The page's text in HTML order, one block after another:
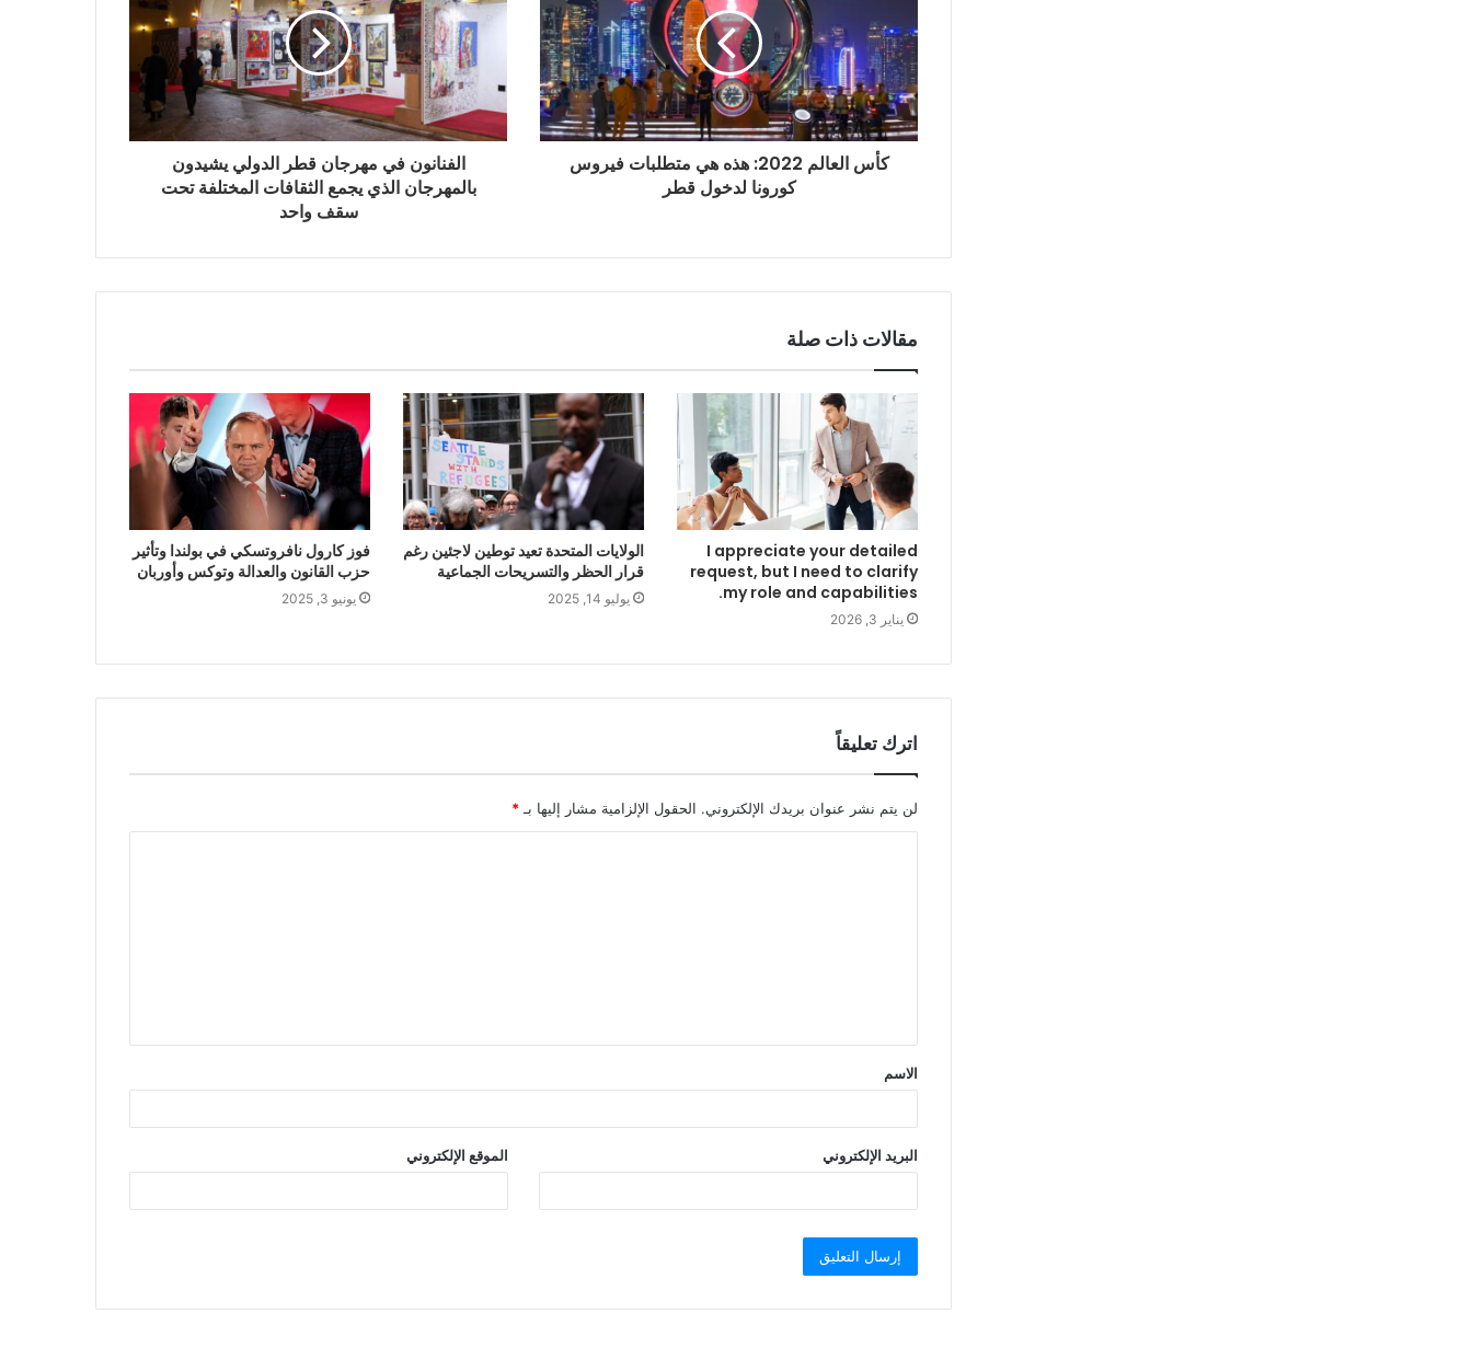
ل
ك
ت
ر
و
ن
كأس العالم 2022: هذه هي متطلبات فيروس
كورونا لدخول قطر
الفنانون في مهرجان قطر الدولي يشيدون
بالمهرجان الذي يجمع الثقافات المختلفة تحت
سقف واحد
مقالات ذات صلة
I appreciate your detailed
request, but I need to clarify
my role and capabilities.
يناير 3, 2026
الولايات المتحدة تعيد توطين لاجئين رغم
قرار الحظر والتسريحات الجماعية
يوليو 14, 2025
فوز كارول نافروتسكي في بولندا وتأثير
حزب القانون والعدالة وتوكس وأوربان
يونيو 3, 2025
اترك تعليقاً
لن يتم نشر عنوان بريدك الإلكتروني. الحقول الإلزامية مشار إليها بـ *
ق
*
الاسم
البريد الإلكتروني الموقع الإلكتروني